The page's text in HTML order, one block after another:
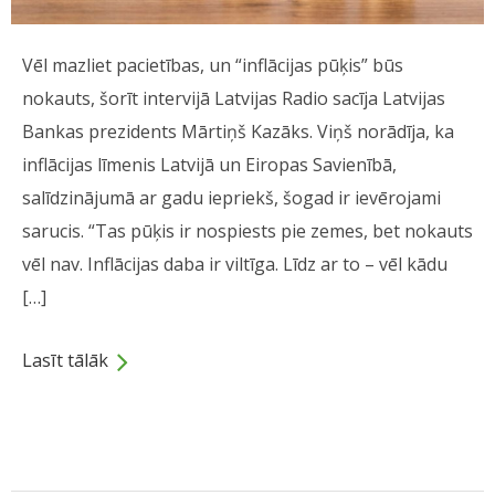
Vēl mazliet pacietības, un “inflācijas pūķis” būs
nokauts, šorīt intervijā Latvijas Radio sacīja Latvijas
Bankas prezidents Mārtiņš Kazāks. Viņš norādīja, ka
inflācijas līmenis Latvijā un Eiropas Savienībā,
salīdzinājumā ar gadu iepriekš, šogad ir ievērojami
sarucis. “Tas pūķis ir nospiests pie zemes, bet nokauts
vēl nav. Inflācijas daba ir viltīga. Līdz ar to – vēl kādu
[…]
Lasīt tālāk